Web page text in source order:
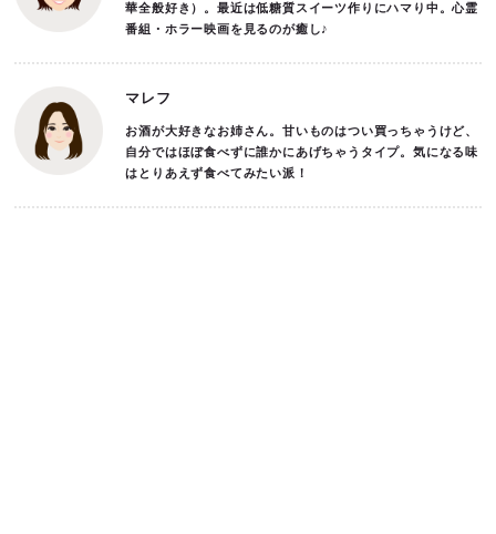
華全般好き）。最近は低糖質スイーツ作りにハマり中。心霊
番組・ホラー映画を見るのが癒し♪
マレフ
お酒が大好きなお姉さん。甘いものはつい買っちゃうけど、
自分ではほぼ食べずに誰かにあげちゃうタイプ。気になる味
はとりあえず食べてみたい派！